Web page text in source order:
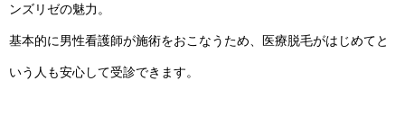
ンズリゼの魅力。
基本的に男性看護師が施術をおこなうため、医療脱毛がはじめてと
いう人も安心して受診できます。